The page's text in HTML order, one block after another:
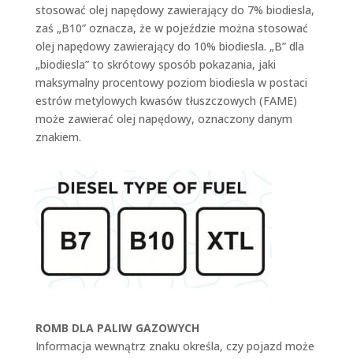
stosować olej napędowy zawierający do 7% biodiesla,
zaś „B10” oznacza, że w pojeździe można stosować
olej napędowy zawierający do 10% biodiesla. „B” dla
„biodiesla” to skrótowy sposób pokazania, jaki
maksymalny procentowy poziom biodiesla w postaci
estrów metylowych kwasów tłuszczowych (FAME)
może zawierać olej napędowy, oznaczony danym
znakiem.
ROMB DLA PALIW GAZOWYCH
Informacja wewnątrz znaku określa, czy pojazd może